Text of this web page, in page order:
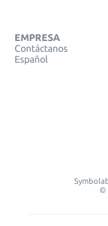
EMPRESA
Contáctanos
Español
©